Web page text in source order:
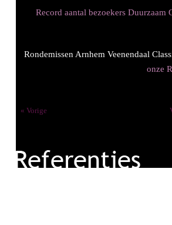
Record aantal bezoekers Duurzaam
Rondemissen Arnhem Veenendaal
onze
« Vorige